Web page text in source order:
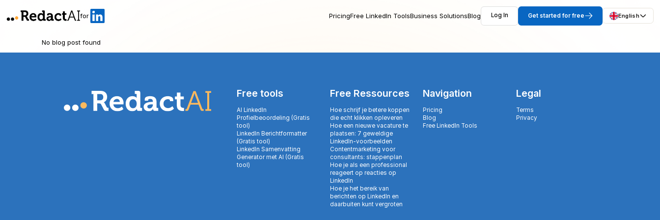
for PricingFree LinkedIn ToolsBusiness SolutionsBlog Log In Get started for free English
No blog post found
Free tools
AI LinkedIn
Profielbeoordeling (Gratis
tool)
LinkedIn Berichtformatter
(Gratis tool)
LinkedIn Samenvatting
Generator met AI (Gratis
tool)
Free Ressources
Hoe schrijf je betere koppen
die echt klikken opleveren
Hoe een nieuwe vacature te
plaatsen: 7 geweldige
LinkedIn-voorbeelden
Contentmarketing voor
consultants: stappenplan
Hoe je als een professional
reageert op reacties op
LinkedIn
Hoe je het bereik van
berichten op LinkedIn en
daarbuiten kunt vergroten
Navigation
Pricing
Blog
Free LinkedIn Tools
Legal
Terms
Privacy